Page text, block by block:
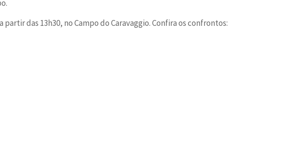
das 13h30, no Campo do Caravaggio. Confira os confrontos: